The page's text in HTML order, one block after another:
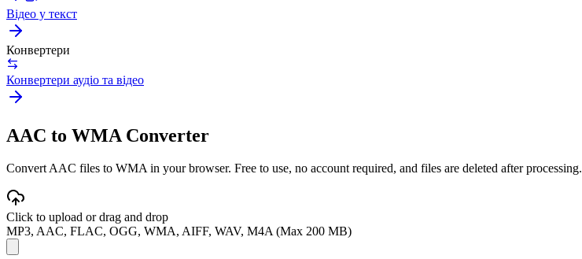
Відео у текст
Конвертери
Конвертери аудіо та відео
AAC to WMA Converter
Convert AAC files to WMA in your browser. Free to use, no account required, and files are deleted after processing.
Click to upload or drag and drop
MP3, AAC, FLAC, OGG, WMA, AIFF, WAV, M4A (Max 200 MB)